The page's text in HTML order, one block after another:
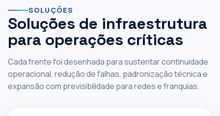
SOLUÇÕES
Soluções de infraestrutura
para operações críticas
Cada frente foi desenhada para sustentar continuidade
operacional, redução de falhas, padronização técnica e
expansão com previsibilidade para redes e franquias.